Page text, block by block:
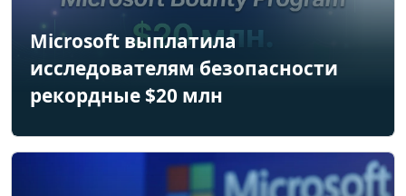
Microsoft выплатила
исследователям безопасности
рекордные $20 млн